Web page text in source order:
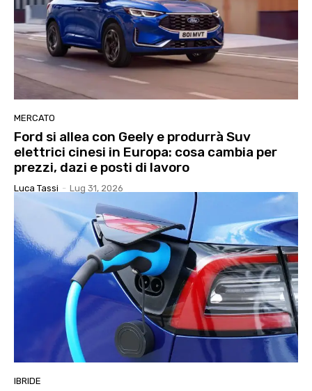
MERCATO
Ford si allea con Geely e produrrà Suv
elettrici cinesi in Europa: cosa cambia per
prezzi, dazi e posti di lavoro
Luca Tassi - Lug 31, 2026
IBRIDE